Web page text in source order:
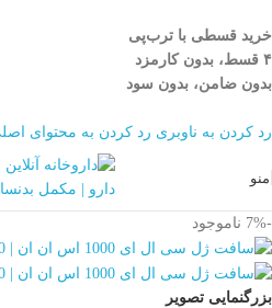
خرید قسطی با ترب‌پی
۴ قسط، بدون کارمزد
بدون ضامن، بدون سود
رد کردن به ناوبری رد کردن به محتوای
منو
-7% ناموجود
بزرگنمایی تصویر